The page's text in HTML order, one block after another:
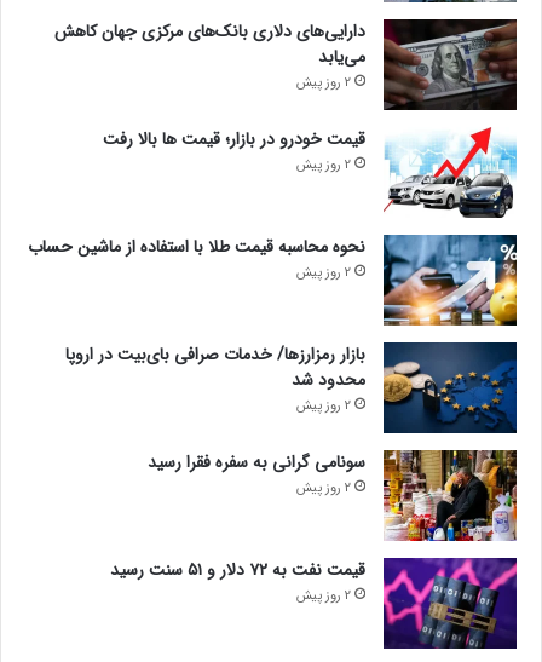
دارایی‌های دلاری بانک‌های مرکزی جهان کاهش
می‌یابد
2 روز پیش
قیمت خودرو در بازار؛ قیمت ها بالا رفت
2 روز پیش
نحوه محاسبه قیمت طلا با استفاده از ماشین حساب
2 روز پیش
بازار رمزارزها/ خدمات صرافی بای‌بیت در اروپا
محدود شد
2 روز پیش
سونامی گرانی به سفره فقرا رسید
2 روز پیش
قیمت نفت به ۷۲ دلار و ۵۱ سنت رسید
2 روز پیش